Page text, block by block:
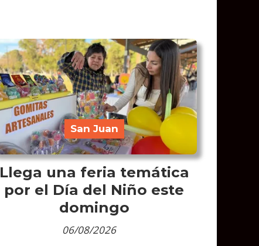
Llega una feria temática
por el Día del Niño este
domingo
San Juan
06/08/2026